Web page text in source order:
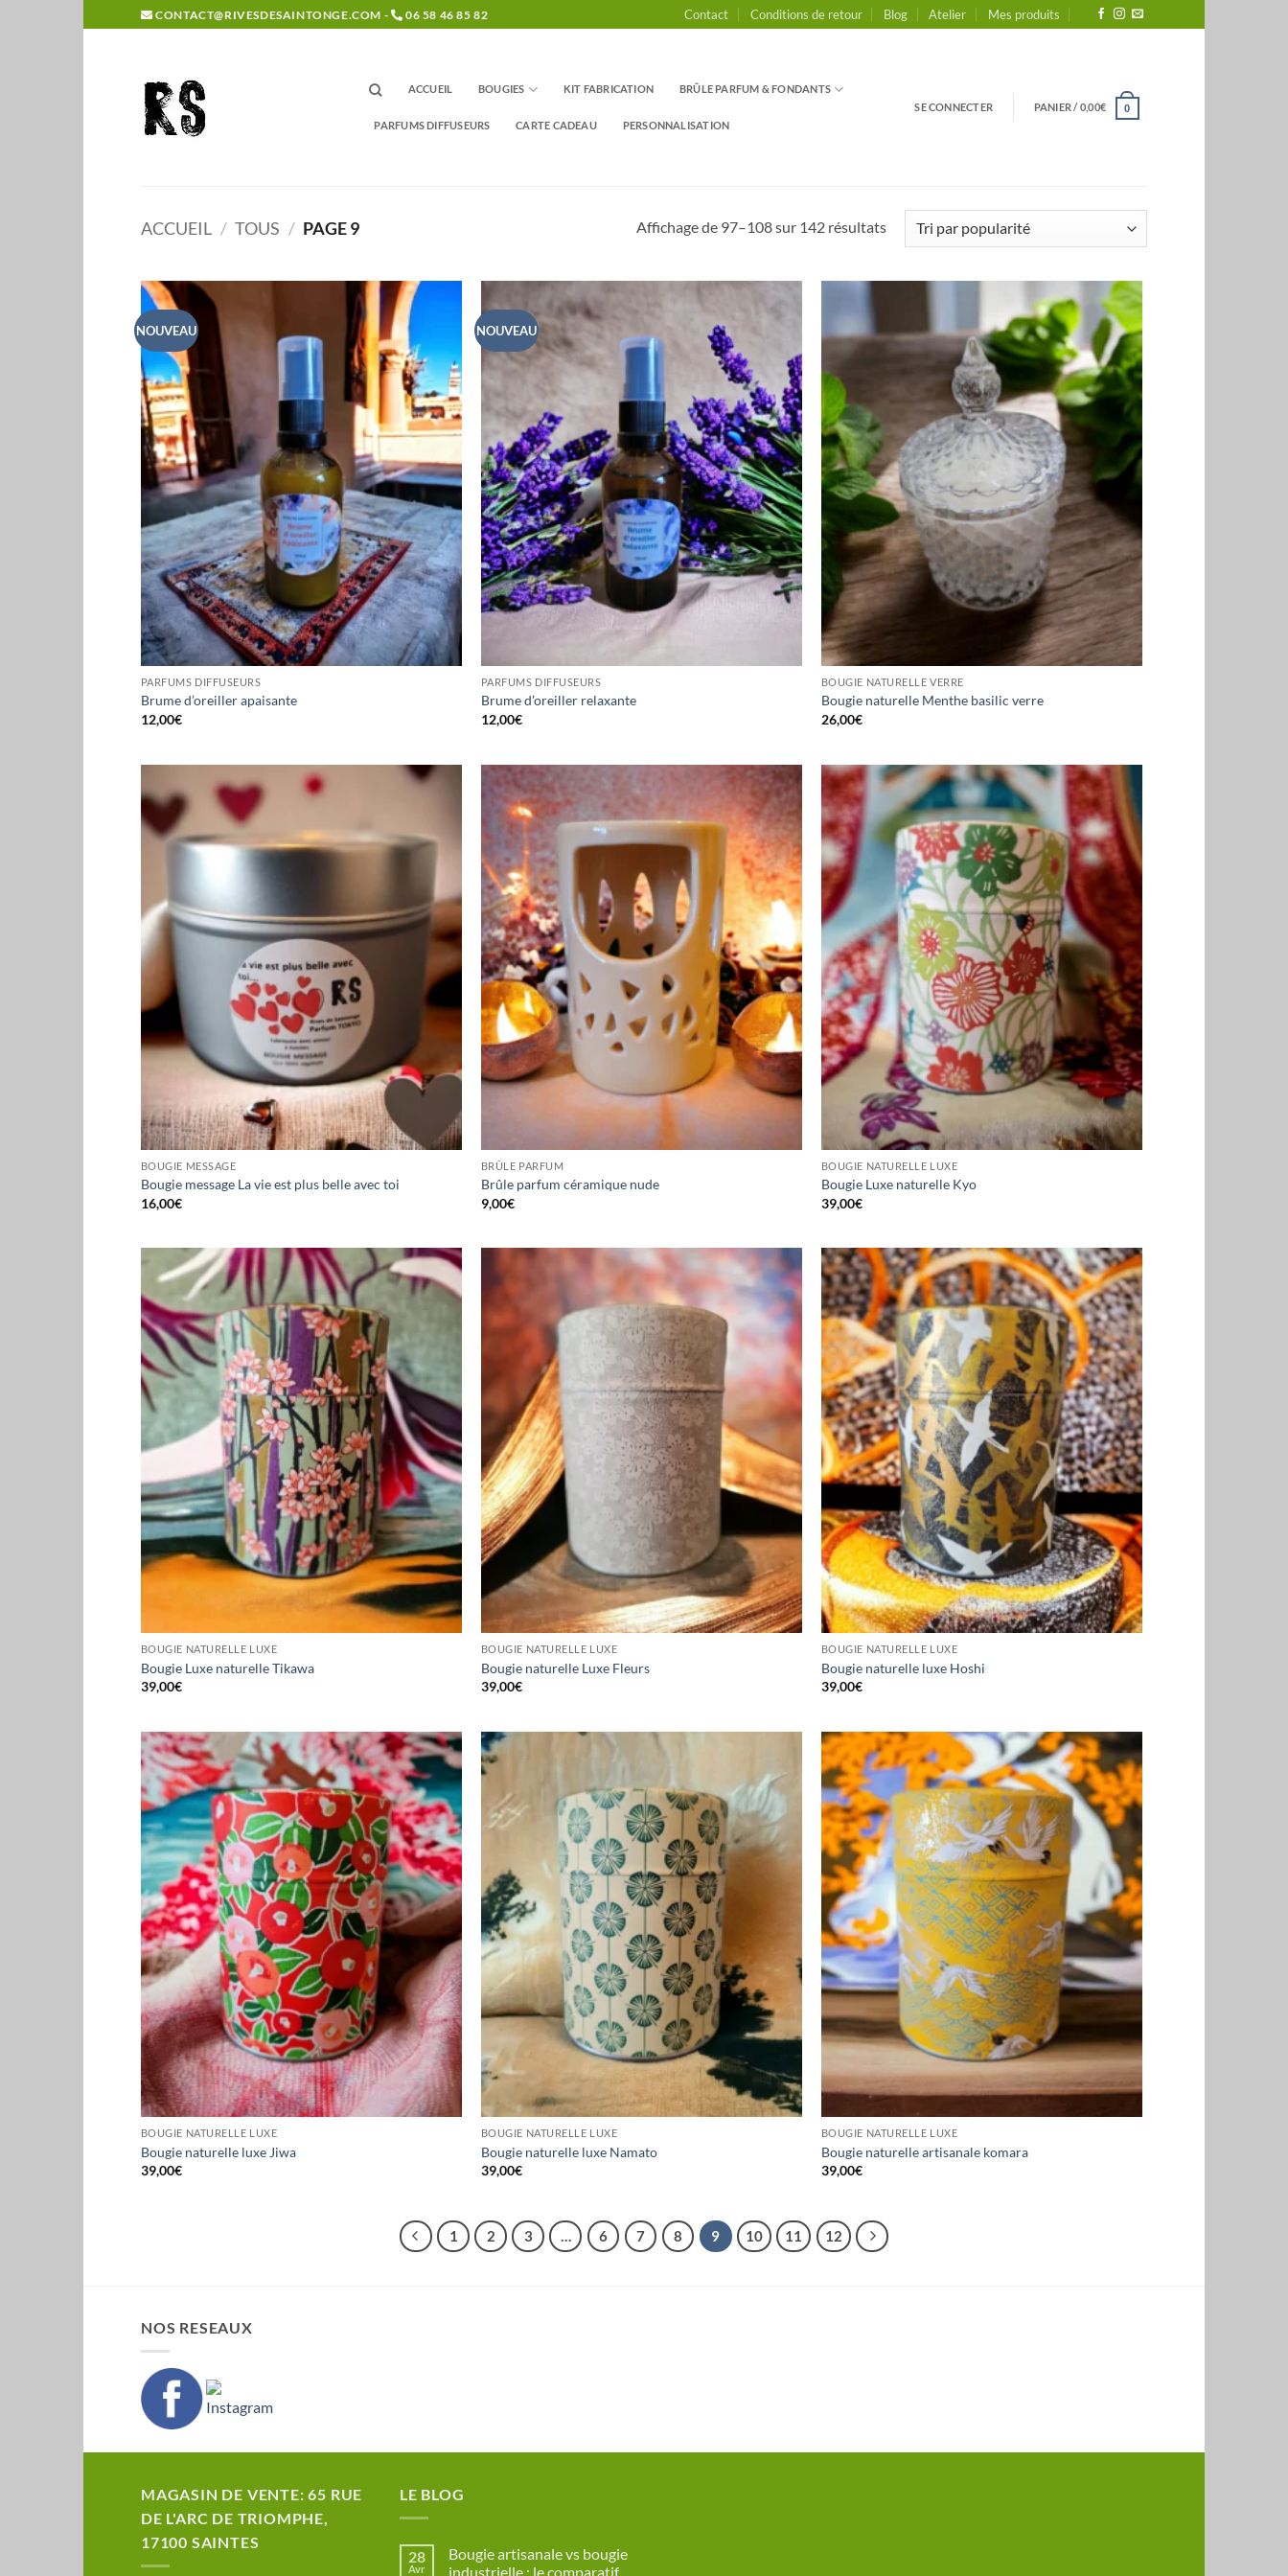
au
CONTACT@RIVESDESAINTONGE.COM - 06 58 46 85 82 Contact Conditions de retour Blog Atelier Mes produits
ACCUEIL BOUGIES KIT FABRICATION BRÛLE PARFUM & FONDANTS
PARFUMS DIFFUSEURS CARTE CADEAU PERSONNALISATION
SE CONNECTER PANIER /0,00€ 0
ACCUEIL / TOUS / PAGE 9 Affichage de 97–108 sur 142 résultatsTrié
par
NOUVEAU
PARFUMS DIFFUSEURS
Brume d’oreiller apaisante
12,00€
NOUVEAU
PARFUMS DIFFUSEURS
Brume d’oreiller relaxante
12,00€
BOUGIE NATURELLE VERRE
Bougie naturelle Menthe basilic verre
26,00€
BOUGIE MESSAGE
Bougie message La vie est plus belle avec toi
16,00€
BRÛLE PARFUM
Brûle parfum céramique nude
9,00€
BOUGIE NATURELLE LUXE
Bougie Luxe naturelle Kyo
39,00€
BOUGIE NATURELLE LUXE
Bougie Luxe naturelle Tikawa
39,00€
BOUGIE NATURELLE LUXE
Bougie naturelle Luxe Fleurs
39,00€
BOUGIE NATURELLE LUXE
Bougie naturelle luxe Hoshi
39,00€
BOUGIE NATURELLE LUXE
Bougie naturelle luxe Jiwa
39,00€
BOUGIE NATURELLE LUXE
Bougie naturelle luxe Namato
39,00€
BOUGIE NATURELLE LUXE
Bougie naturelle artisanale komara
39,00€
1 2 3 … 6 7 8 9 10 11 12
NOS RESEAUX
MAGASIN DE VENTE: 65 RUE
DE L'ARC DE TRIOMPHE,
17100 SAINTES
LE BLOG
28
Avr
Bougie artisanale vs bougie
industrielle : le comparatif